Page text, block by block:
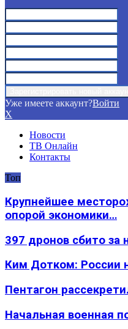
Уже имеете аккаунт?Войти
X
Новости
ТВ Онлайн
Контакты
Топ
Крупнейшее
опорой экономики…
397 дронов сбито за
Ким Дотком: России
Пентагон
Начальная военная